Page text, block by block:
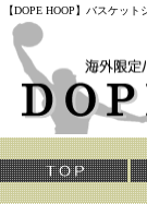
【DOPE HOOP】バスケ